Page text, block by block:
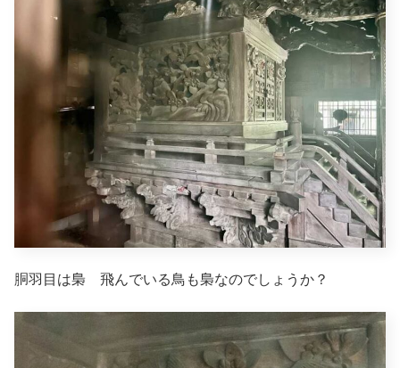
胴羽目は梟 飛んでいる鳥も梟なのでしょうか？